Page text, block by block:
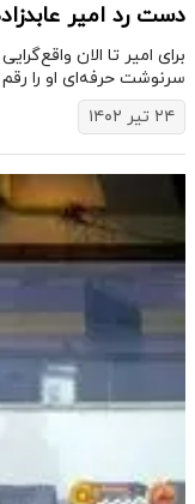
دست رد امیر
برای امیر تا الان
سرنوشت حرفه‌ای او را رقم
۲۴ تیر ۱۴۰۲